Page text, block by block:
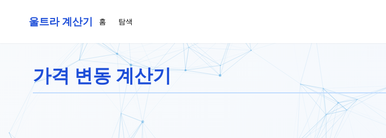
울트라 계산기 홈 탐색
가격 변동 계산기